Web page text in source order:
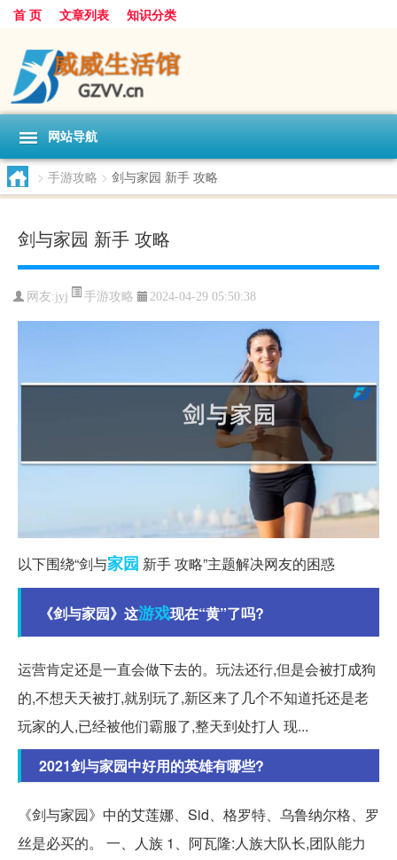
首 页 文章列表 知识分类
网站导航
> 手游攻略 > 剑与家园 新手 攻略
剑与家园 新手 攻略
网友:jyj 手游攻略 2024-04-29 05:50:38
以下围绕“剑与家园 新手 攻略”主题解决网友的困惑
《剑与家园》这游戏现在“黄”了吗?
运营肯定还是一直会做下去的。玩法还行,但是会被打成狗
的,不想天天被打,就别玩了,新区来了几个不知道托还是老
玩家的人,已经被他们霸服了,整天到处打人 现...
2021剑与家园中好用的英雄有哪些?
《剑与家园》中的艾莲娜、Sid、格罗特、乌鲁纳尔格、罗
丝是必买的。 一、人族 1、阿瓦隆:人族大队长,团队能力